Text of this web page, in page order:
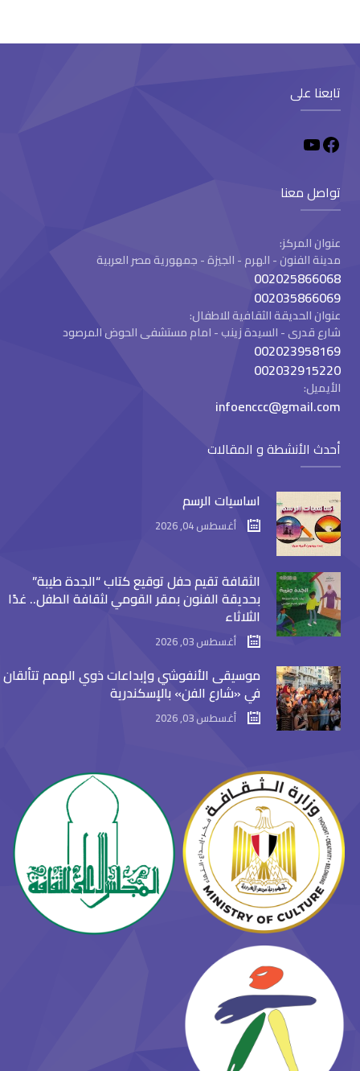
تابعنا على
تواصل معنا
عنوان المركز:
مدينة الفنون - الهرم - الجيزة - جمهورية مصر العربية
002025866068
002035866069
عنوان الحديقة الثقافية للاطفال:
شارع قدرى - السيدة زينب - امام مستشفى الحوض المرصود
002023958169
002032915220
الأيميل:
infoenccc@gmail.com
أحدث الأنشطة و المقالات
اساسيات الرسم
أغسطس 04, 2026
الثقافة تقيم حفل توقيع كتاب “الجدة طيبة”
بحديقة الفنون بمقر القومي لثقافة الطفل.. غدًا
الثلاثاء
أغسطس 03, 2026
موسيقى الأنفوشي وإبداعات ذوي الهمم تتألقان
في «شارع الفن» بالإسكندرية
أغسطس 03, 2026